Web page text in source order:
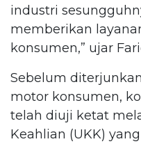
industri
memberikan
konsumen,” ujar
Sebelum
motor konsumen,
telah diuji ketat
Keahlian (UKK)